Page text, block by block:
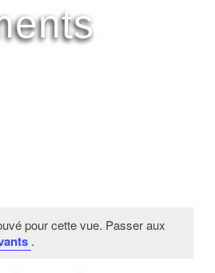
pour cette vue. Passer aux
.